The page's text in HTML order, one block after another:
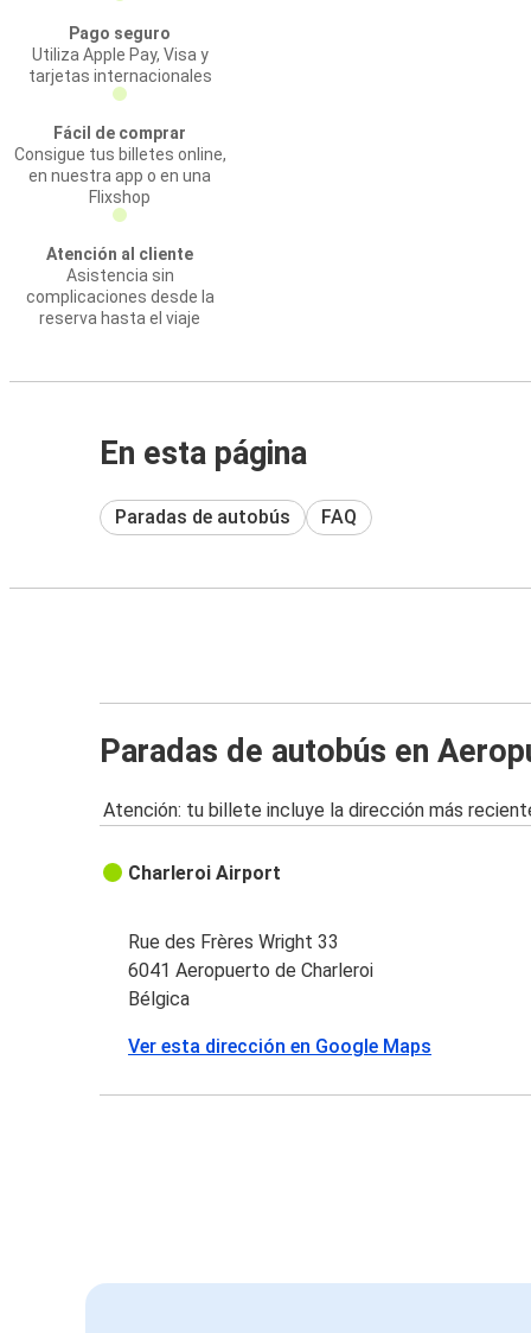
Pago seguro
Utiliza Apple Pay, Visa y
tarjetas internacionales
Fácil de comprar
Consigue tus billetes online,
en nuestra app o en una
Flixshop
Atención al cliente
Asistencia sin
complicaciones desde la
reserva hasta el viaje
En esta página
Paradas de autobús FAQ
Paradas de autobús en
Atención: tu billete incluye la dirección más
Charleroi Airport
Rue des Frères Wright 33
6041 Aeropuerto de Charleroi
Bélgica
Ver esta dirección en Google Maps